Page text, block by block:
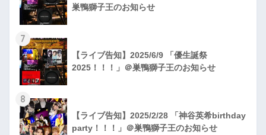
巣鴨獅子王のお知らせ
7
【ライブ告知】2025/6/9 「優生誕祭
2025！！！」＠巣鴨獅子王のお知らせ
8
【ライブ告知】2025/2/28 「神谷英希birthday
party！！！」＠巣鴨獅子王のお知らせ